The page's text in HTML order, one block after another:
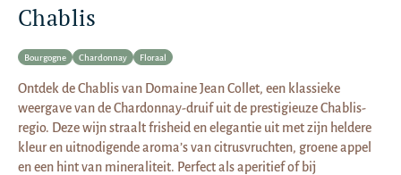
Chablis
Bourgogne Chardonnay Floraal
Ontdek de Chablis van Domaine Jean Collet, een klassieke
weergave van de Chardonnay-druif uit de prestigieuze Chablis-
regio. Deze wijn straalt frisheid en elegantie uit met zijn heldere
kleur en uitnodigende aroma’s van citrusvruchten, groene appel
en een hint van mineraliteit. Perfect als aperitief of bij